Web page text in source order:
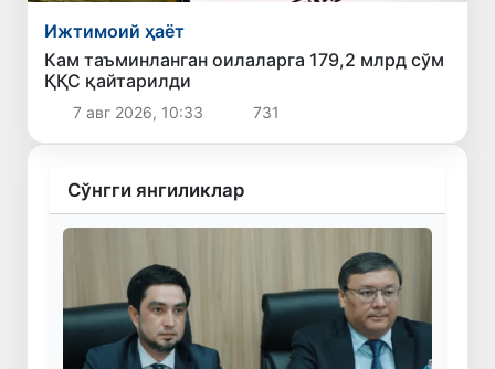
Ижтимоий ҳаёт
Кам таъминланган оилаларга 179,2 млрд сўм
ҚҚС қайтарилди
7 авг 2026, 10:33 731
Сўнгги янгиликлар